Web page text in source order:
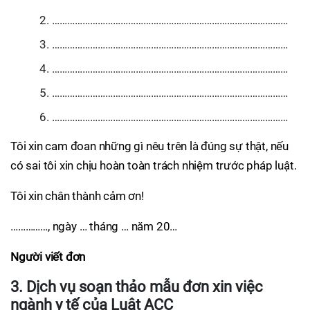
…………………………………………………………………………………
…………………………………………………………………………………
…………………………………………………………………………………
…………………………………………………………………………………
…………………………………………………………………………………
Tôi xin cam đoan những gì nêu trên là đúng sự thật, nếu
có sai tôi xin chịu hoàn toàn trách nhiệm trước pháp luật.
Tôi xin chân thành cảm ơn!
……………, ngày … tháng … năm 20…
Người viết đơn
3. Dịch vụ soạn thảo mẫu đơn xin việc
ngành y tế của Luật ACC